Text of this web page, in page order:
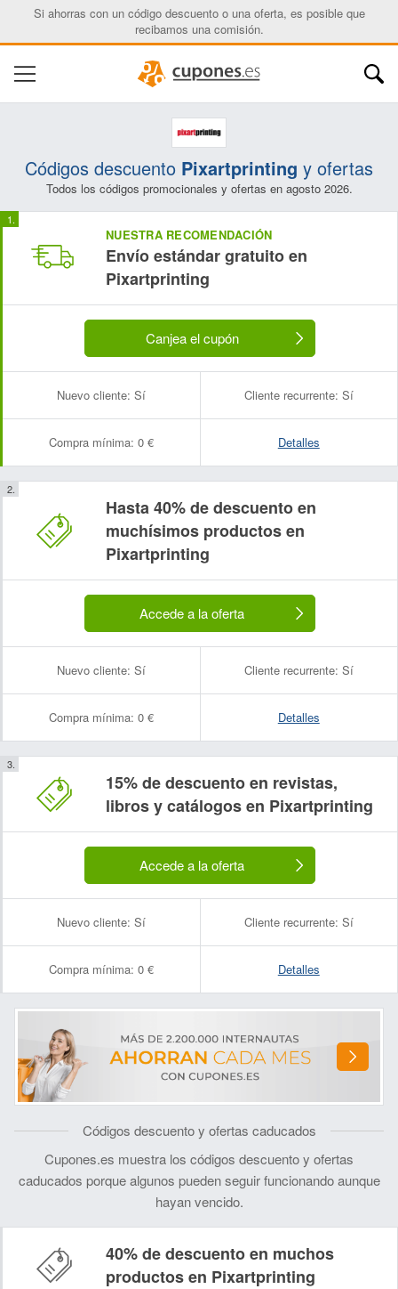
Si ahorras con un código descuento o una oferta, es posible que
recibamos una comisión.
Códigos descuento Pixartprinting y ofertas
Todos los códigos promocionales y ofertas en agosto 2026.
NUESTRA RECOMENDACIÓN
Envío estándar gratuito en
Pixartprinting
Canjea el cupón
Nuevo cliente: Sí Cliente recurrente: Sí
Compra mínima: 0 € Detalles
Hasta 40% de descuento en
muchísimos productos en
Pixartprinting
Accede a la oferta
Nuevo cliente: Sí Cliente recurrente: Sí
Compra mínima: 0 € Detalles
15% de descuento en revistas,
libros y catálogos en Pixartprinting
Accede a la oferta
Nuevo cliente: Sí Cliente recurrente: Sí
Compra mínima: 0 € Detalles
Códigos descuento y ofertas caducados
Cupones.es muestra los códigos descuento y ofertas
caducados porque algunos pueden seguir funcionando aunque
hayan vencido.
40% de descuento en muchos
productos en Pixartprinting